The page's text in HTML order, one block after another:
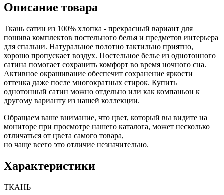
Описание товара
Ткань сатин из 100% хлопка - прекрасный вариант для
пошива комплектов постельного белья и предметов интерьера
для спальни. Натуральное полотно тактильно приятно,
хорошо пропускает воздух. Постельное белье из однотонного
сатина помогает сохранить комфорт во время ночного сна.
Активное окрашивание обеспечит сохранение яркости
оттенка даже после многократных стирок. Купить
однотонный сатин можно отдельно или как компаньон к
другому варианту из нашей коллекции.
Обращаем ваше внимание, что цвет, который вы видите на
мониторе при просмотре нашего каталога, может несколько
отличаться от цвета самого товара,
но чаще всего это отличие незначительно.
Характеристики
ТКАНЬ